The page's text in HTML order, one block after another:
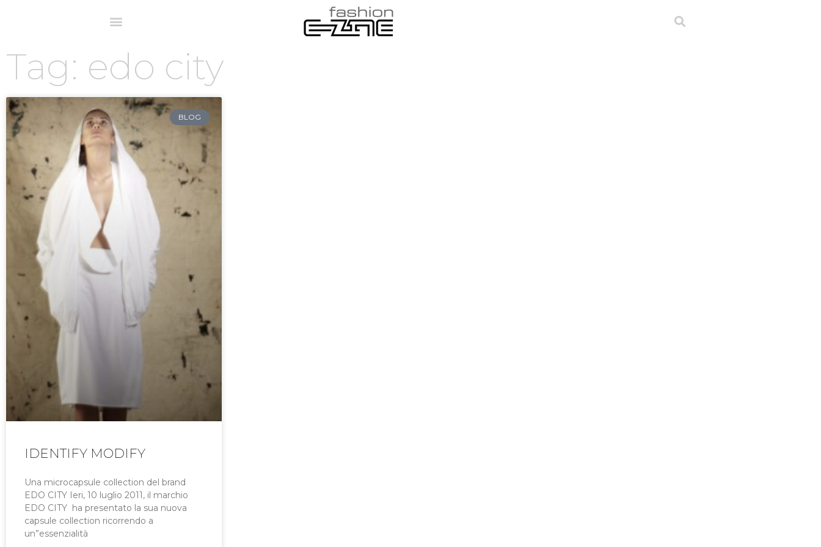
Tag: edo city
BLOG
IDENTIFY MODIFY
Una microcapsule collection del brand
EDO CITY Ieri, 10 luglio 2011, il marchio
EDO CITY ha presentato la sua nuova
capsule collection ricorrendo a
un”essenzialità